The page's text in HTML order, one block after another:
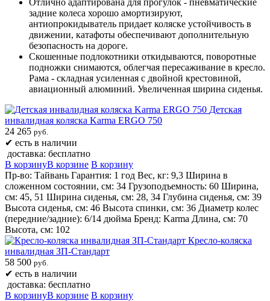
задние колеса хорошо амортизируют,
антиопрокидыватель придает коляске устойчивость в
движении, катафоты обеспечивают дополнительную
безопасность на дороге.
Скошенные подлокотники откидываются, поворотные
подножки снимаются, облегчая пересаживание в кресло.
Рама - складная усиленная с двойной крестовиной,
авиационный алюминий. Увеличенная ширина сиденья.
Детская
инвалидная коляска Karma ERGO 750
24 265 руб.
✔ есть в наличии
доставка: бесплатно
В корзинуВ корзине В корзину
Пр-во: Тайвань Гарантия: 1 год Вес, кг: 9,3 Ширина в
сложенном состоянии, см: 34 Грузоподъемность: 60 Ширина,
см: 45, 51 Ширина сиденья, см: 28, 34 Глубина сиденья, см: 39
Высота сиденья, см: 46 Высота спинки, см: 36 Диаметр колес
(передние/задние): 6/14 дюйма Бренд: Karma Длина, см: 70
Высота, см: 102
Кресло-коляска
инвалидная ЗП-Стандарт
58 500 руб.
✔ есть в наличии
доставка: бесплатно
В корзинуВ корзине В корзину